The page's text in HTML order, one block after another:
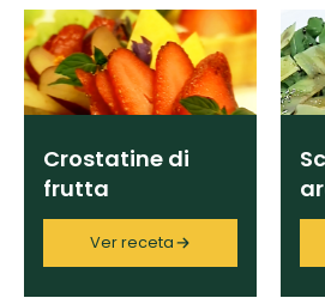
Chef
Programas
Crostatine di
frutta
Ver receta